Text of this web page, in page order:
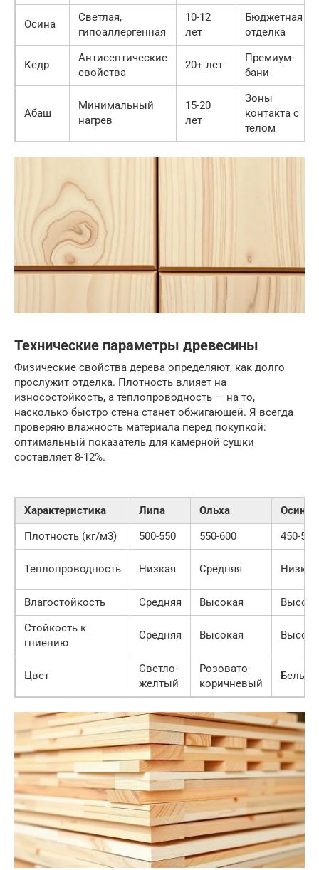
Осина
Светлая,
гипоаллергенная
10-12
лет
Бюджетная
отделка
Кедр
Антисептические
свойства
20+ лет
Премиум-
бани
Абаш
Минимальный
нагрев
15-20
лет
Зоны
контакта с
телом
Технические параметры древесины
Физические свойства дерева определяют, как долго
прослужит отделка. Плотность влияет на
износостойкость, а теплопроводность — на то,
насколько быстро стена станет обжигающей. Я всегда
проверяю влажность материала перед покупкой:
оптимальный показатель для камерной сушки
составляет 8-12%.
Характеристика Липа Ольха
Осина
Плотность (кг/м3)
500-550 550-600 450-500
Теплопроводность Низкая Средняя Низкая
Влагостойкость Средняя Высокая
Стойкость к
гниению
Средняя Высокая
Цвет
Светло-
желтый
Розовато-
коричневый
Белый